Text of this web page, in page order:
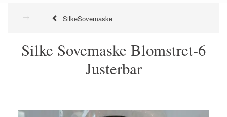
SilkeSovemaske
Silke Sovemaske Blomstret-6
Justerbar